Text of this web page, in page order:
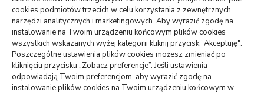
cookies podmiotów trzecich w celu korzystania z zewnętrznych
narzędzi analitycznych i marketingowych. Aby wyrazić zgodę na
instalowanie na Twoim urządzeniu końcowym plików cookies
wszystkich wskazanych wyżej kategorii kliknij przycisk "Akceptuję".
Poszczególne ustawienia plików cookies możesz zmieniać po
kliknięciu przycisku „Zobacz preferencje”. Jeśli ustawienia
odpowiadają Twoim preferencjom, aby wyrazić zgodę na
instalowanie plików cookies na Twoim urządzeniu końcowym w
media nie wystarczają
06/07/2026
ZDROWIE
Pierwsze wolne terminy leczenia: jak
je sprawdzić